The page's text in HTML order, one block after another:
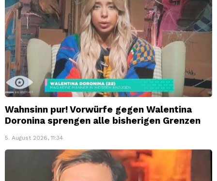
Wahnsinn pur! Vorwürfe gegen Walentina
Doronina sprengen alle bisherigen Grenzen
5. August 2026, 11:34